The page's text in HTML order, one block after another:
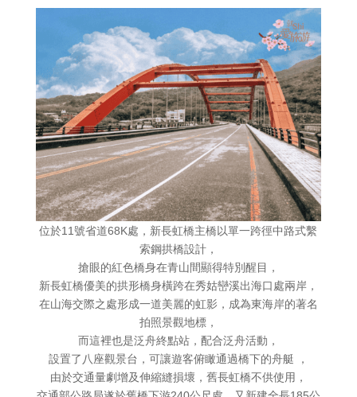
位於11號省道68K處，新長虹橋主橋以單一跨徑中路式繫
索鋼拱橋設計，
搶眼的紅色橋身在青山間顯得特別醒目，
新長虹橋優美的拱形橋身橫跨在秀姑巒溪出海口處兩岸，
在山海交際之處形成一道美麗的虹影，成為東海岸的著名
拍照景觀地標，
而這裡也是泛舟終點站，配合泛舟活動，
設置了八座觀景台，可讓遊客俯瞰通過橋下的舟艇 ，
由於交通量劇增及伸縮縫損壞，舊長虹橋不供使用，